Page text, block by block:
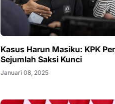
Kasus Harun Masiku: KPK
Sejumlah Saksi Kunci
Januari 08, 2025